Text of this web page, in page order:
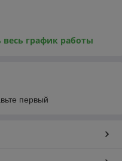
весь график работы
первый